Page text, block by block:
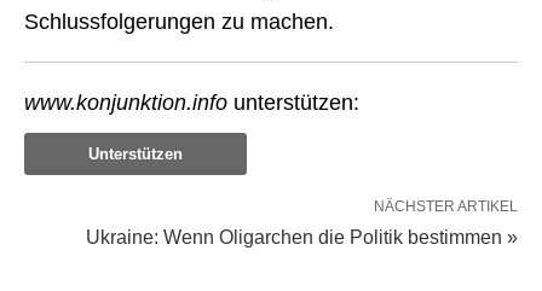
Schlussfolgerungen zu machen.
www.konjunktion.info unterstützen:
Unterstützen
NÄCHSTER ARTIKEL
Ukraine: Wenn Oligarchen die Politik bestimmen »